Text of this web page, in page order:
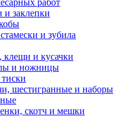
работ
и заклепки
и зубила
клещи и кусачки
и ножницы
шестигранные и наборы
скотч и мешки